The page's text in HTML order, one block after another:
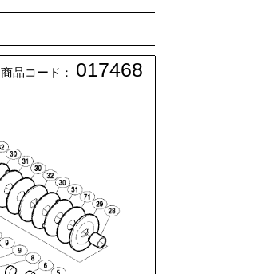
商品コード： 017468